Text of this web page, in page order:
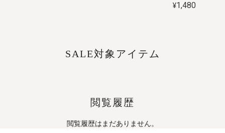
¥1,480
SALE対象アイテム
閲覧履歴
閲覧履歴はまだありません。